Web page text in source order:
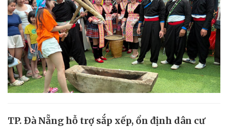
TP. Đà Nẵng hỗ trợ sắp xếp, ổn định dân cư